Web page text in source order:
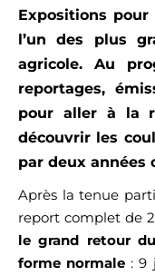
Expositions
l’un des plus
agricole. Au
reportages,
pour aller à la
découvrir les
par deux années
Après la tenue
report complet de
le grand retour
forme normale : 9